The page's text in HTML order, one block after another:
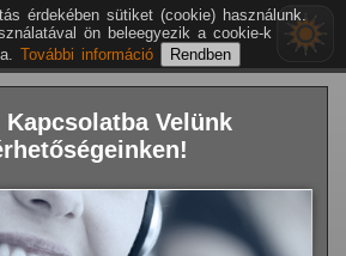
Kapcsolatba Velünk
érdekében sütiket (cookie) használunk.
ön beleegyezik a cookie-k
További információ